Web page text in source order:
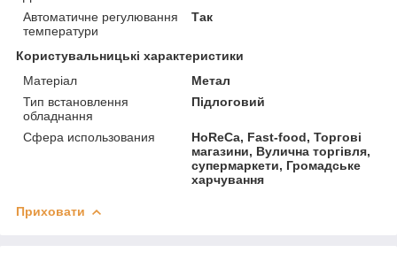
Автоматичне регулювання
температури
Так
Користувальницькі характеристики
Матеріал
Метал
Тип встановлення
обладнання
Підлоговий
Сфера использования
HoReCa, Fast-food, Торгові
магазини, Вулична торгівля,
супермаркети, Громадське
харчування
Приховати